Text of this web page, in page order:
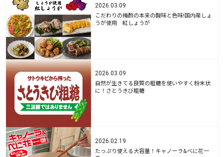
2026.03.09
こだわりの梅酢の本来の酸味と色味!国内産しょ
うが使用 紅しょうが
2026.03.09
自然が生きてる良質の粗糖を使いやすく粉末状
に！さとうきび粗糖
2026.02.19
たっぷり使える大容量！キャノーラ&べに花一